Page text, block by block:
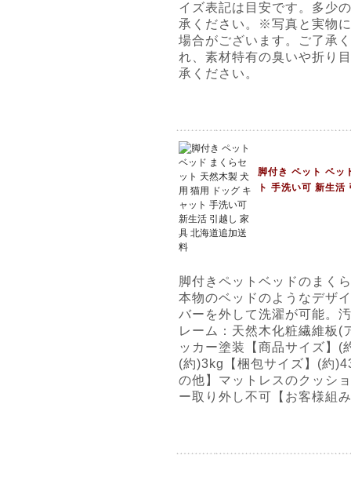
イズ表記は目安です。多少
承ください。※写真と実物
場合がございます。ご了承
れ、素材特有の臭いや折り
承ください。
脚付き ペット ベッ
ト 手洗い可 新生
脚付きペットベッドのまく
本物のベッドのようなデザ
バーを外して洗濯が可能。
レーム：天然木化粧繊維板(
ッカー塗装【商品サイズ】
(約)3kg【梱包サイズ】(約
の他】マットレスのクッシ
ー取り外し不可【お客様組